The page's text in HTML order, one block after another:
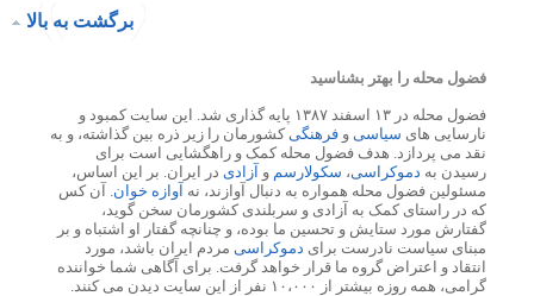
برگشت به بالا
فضول محله را بهتر بشناسید
فضول محله در ۱۳ اسفند ۱۳۸۷ پایه گذاری شد. این سایت کمبود و
نارسایی های سیاسی و فرهنگی کشورمان را زیر ذره بین گذاشته، و به
نقد می پردازد. هدف فضول محله کمک و راهگشایی است برای
رسیدن به دموکراسی، سکولارسم و آزادی در ایران. بر این اساس،
مسئولین فضول محله همواره به دنبال آوازند، نه آوازه خوان . آن کس
که در راستای کمک به آزادی و سربلندی کشورمان سخن گوید،
گفتارش مورد ستایش و تحسین ما بوده، و چنانچه گفتار او اشتباه و بر
مبنای سیاست نادرست برای دموکراسی مردم ایران باشد، مورد
انتقاد و اعتراض گروه ما قرار خواهد گرفت. برای آگاهی شما خواننده
گرامی، همه روزه بیشتر از ۱۰،۰۰۰ نفر از این سایت دیدن می کنند.